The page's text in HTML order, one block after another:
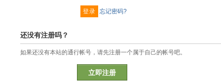
忘记密码?
还没有注册吗？
如果还没有本站的通行帐号，请先注册一个属于自己的帐号吧。
立即注册